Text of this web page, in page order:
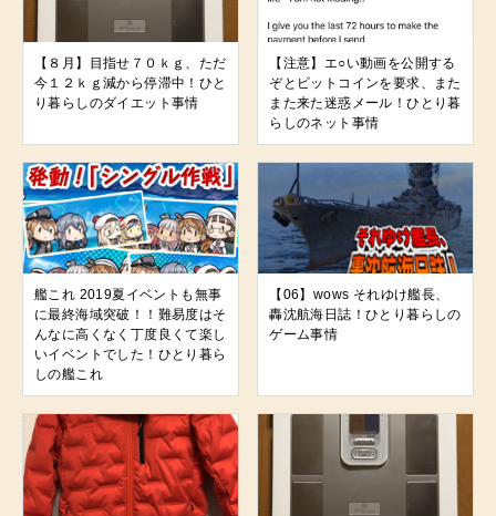
【８月】目指せ７０ｋｇ、ただ
今１２ｋｇ減から停滞中！ひと
り暮らしのダイエット事情
【注意】エ○い動画を公開する
ぞとビットコインを要求、また
また来た迷惑メール！ひとり暮
らしのネット事情
艦これ 2019夏イベントも無事
に最終海域突破！！難易度はそ
んなに高くなく丁度良くて楽し
いイベントでした！ひとり暮ら
しの艦これ
【06】wows それゆけ艦長、
轟沈航海日誌！ひとり暮らしの
ゲーム事情